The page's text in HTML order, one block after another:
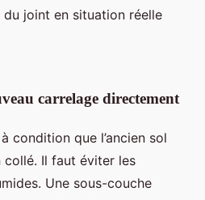
du joint en situation réelle
carrelage directement
condition que l’ancien sol
collé. Il faut éviter les
Une sous-couche